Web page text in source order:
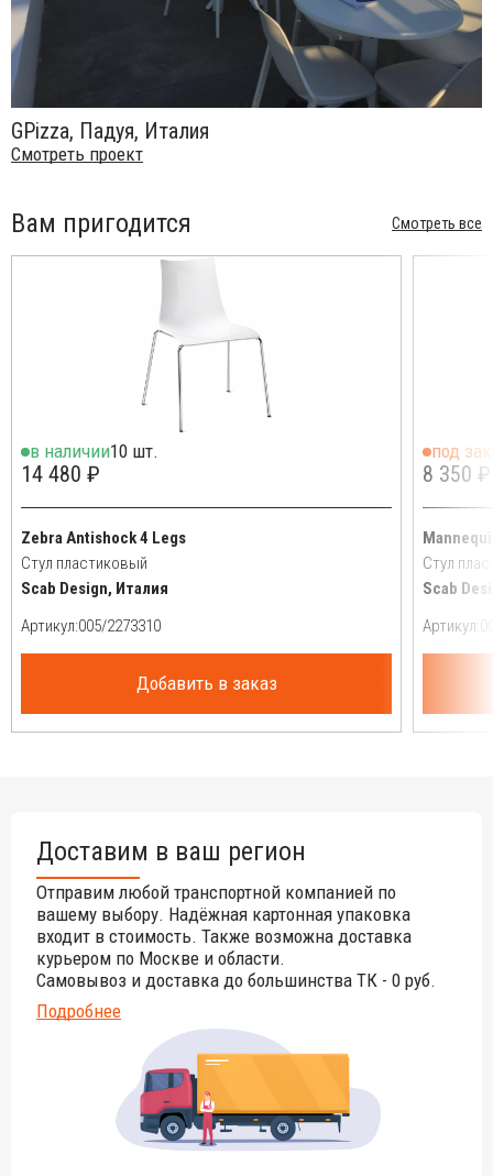
GPizza, Падуя, Италия
Смотреть проект
Вам пригодится Смотреть все
в наличии10 шт.
14 480 ₽
Zebra Antishock 4 Legs
Стул пластиковый
Scab Design, Италия
Артикул:
Добавить в заказ
под
8 350 ₽
Стул
Scab
Артикул:
Доставим в ваш регион
Отправим любой транспортной компанией по
вашему выбору. Надёжная картонная упаковка
входит в стоимость. Также возможна доставка
курьером по Москве и области.
Самовывоз и доставка до большинства ТК - 0 руб.
Подробнее